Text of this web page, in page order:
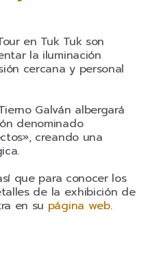
en Tuk Tuk son
la iluminación
cercana y personal
Galván albergará
denominado
creando una
que para conocer los
de la exhibición de
en su página web.